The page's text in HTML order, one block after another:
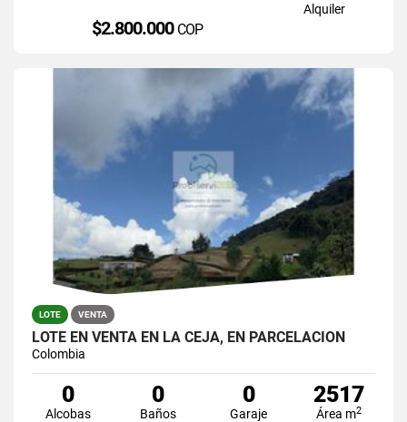
Alquiler
$2.800.000 COP
LOTE VENTA
LOTE EN VENTA EN LA CEJA, EN PARCELACION
Colombia
0
Alcobas
0
Baños
0
Garaje
2517
Área m2